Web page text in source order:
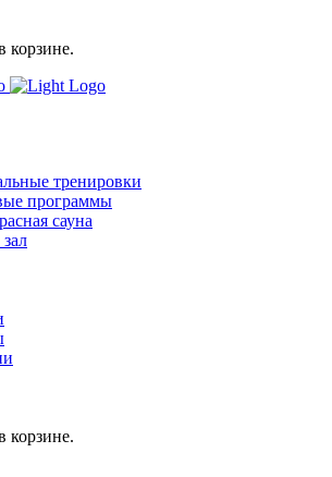
корзине.
тренировки
программы
сауна
корзине.